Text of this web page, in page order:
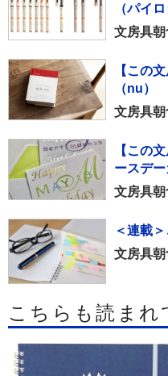
（パイ
文房具
【この
（nu）
文房具
【この
ースデ
文房具
＜連載
文房具
こちらも読まれ